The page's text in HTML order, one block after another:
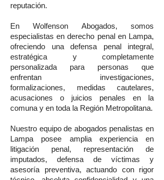
reputación.
En Wolfenson Abogados, somos
especialistas en derecho penal en Lampa,
ofreciendo una defensa penal integral,
estratégica y completamente
personalizada para personas que
enfrentan investigaciones,
formalizaciones, medidas cautelares,
acusaciones o juicios penales en la
comuna y en toda la Región Metropolitana.
Nuestro equipo de abogados penalistas en
Lampa posee amplia experiencia en
litigación penal, representación de
imputados, defensa de víctimas y
asesoría preventiva, actuando con rigor